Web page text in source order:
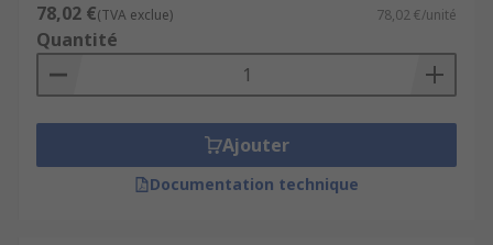
78,02 €(TVA exclue) 78,02 €/unité
Quantité
Ajouter
Documentation technique